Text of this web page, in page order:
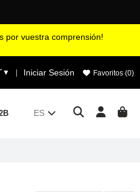
por vuestra comprensión!
▼ | Iniciar Sesión Favoritos (0)
ES